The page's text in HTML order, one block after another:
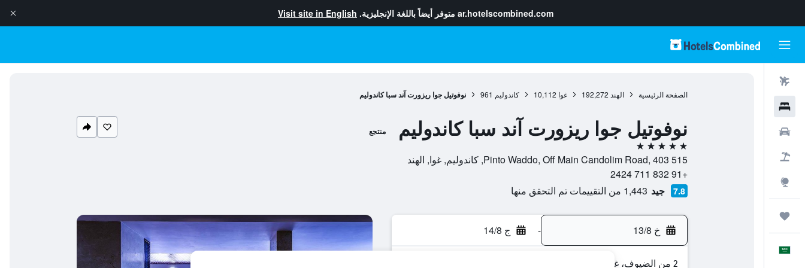
ar.hotelscombined.com متوفر أيضاً باللغة الإنجليزية. Visit site in English
الصفحة الرئيسية الهند 192,272 غوا 10,112 كاندوليم 961 نوفوتيل جوا ريزورت آند سبا كاندوليم
نوفوتيل جوا ريزورت آند سبا كاندوليم منتجع
5 نجوم
Pinto Waddo, Off Main Candolim Road, 403 515, كاندوليم, غوا, الهند
+91 832 711 2424
7.8 جيد 1,443 من التقييمات تم التحقق منها
خ 13/8 - ج 14/8
2 من الضيوف، غرفة واحدة